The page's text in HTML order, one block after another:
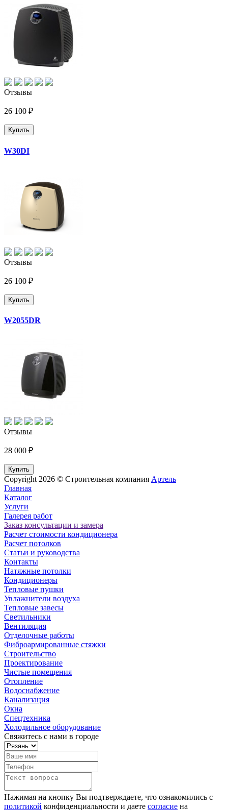
Отзывы
26 100 ₽
Купить
W30DI
Отзывы
26 100 ₽
Купить
W2055DR
Отзывы
28 000 ₽
Купить
Copyright 2026 © Строительная компания Артель
Главная
Каталог
Услуги
Галерея работ
Заказ консультации и замера
Расчет стоимости кондиционера
Расчет потолков
Статьи и руководства
Контакты
Натяжные потолки
Кондиционеры
Тепловые пушки
Увлажнители воздуха
Тепловые завесы
Светильники
Вентиляция
Отделочные работы
Фиброармированные стяжки
Строительство
Проектирование
Чистые помещения
Отопление
Водоснабжение
Канализация
Окна
Спецтехника
Холодильное оборудование
Свяжитесь с нами в городе
Нажимая на кнопку Вы подтверждаете, что ознакомились с
политикой конфиденциальности и даете согласие на